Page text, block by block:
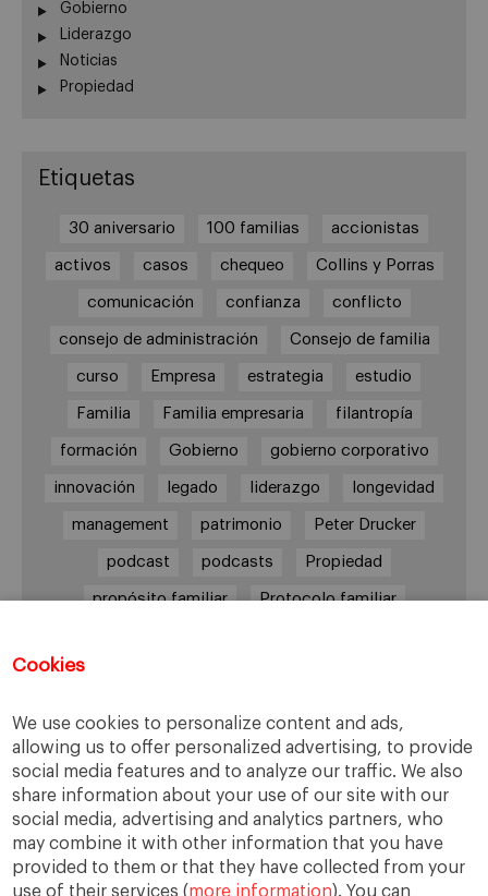
Cookies
We use cookies to personalize content and ads,
allowing us to offer personalized advertising, to provide
social media features and to analyze our traffic. We also
share information about your use of our site with our
social media, advertising and analytics partners, who
may combine it with other information that you have
provided to them or that they have collected from your
use of their services (more information). You can
Gobierno
Liderazgo
Noticias
Propiedad
Etiquetas
30 aniversario 100 familias accionistas
activos casos chequeo Collins y Porras
comunicación confianza conflicto
consejo de administración Consejo de familia
curso Empresa estrategia estudio
Familia Familia empresaria filantropía
formación Gobierno gobierno corporativo
innovación legado liderazgo longevidad
management patrimonio Peter Drucker
podcast podcasts Propiedad
propósito familiar Protocolo familiar
salud
toma de decisiones valores virtudes
Enlaces